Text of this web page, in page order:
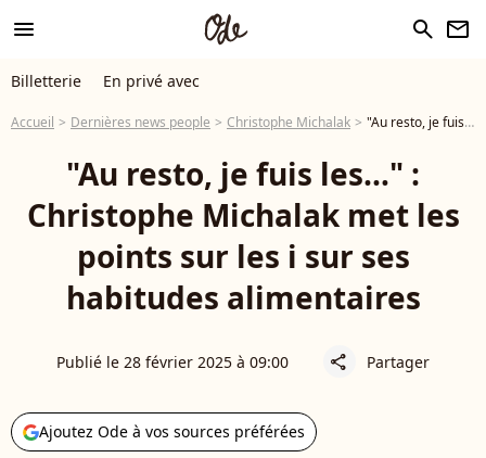
menu search newsletter
Billetterie En privé avec
Accueil Dernières news people Christophe Michalak "Au resto, je fuis les…" : Christophe Michalak met les points sur les i sur ses habitudes alimentaires
"Au resto, je fuis les…" :
Christophe Michalak met les
points sur les i sur ses
habitudes alimentaires
Publié le 28 février 2025 à 09:00 share Partager
Ajoutez Ode à vos sources préférées